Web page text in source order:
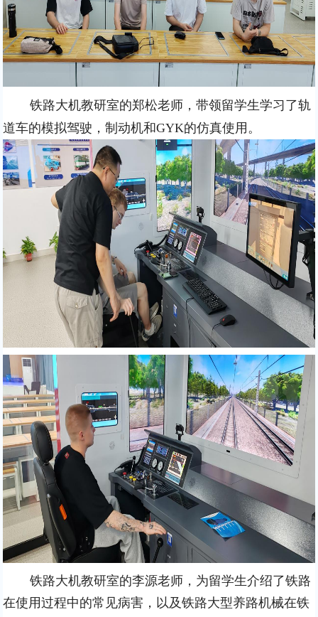
铁路大机教研室的郑松老师，带领留学生学习了轨
道车的模拟驾驶，制动机和GYK的仿真使用。
铁路大机教研室的李源老师，为留学生介绍了铁路
在使用过程中的常见病害，以及铁路大型养路机械在铁